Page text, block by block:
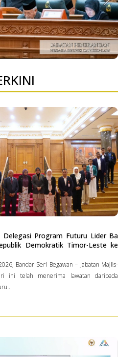
Delegasi Program Futuru Lider Ba
Demokratik Timor-Leste ke
Bandar Seri Begawan – Jabatan Majlis-
ini telah menerima lawatan daripada